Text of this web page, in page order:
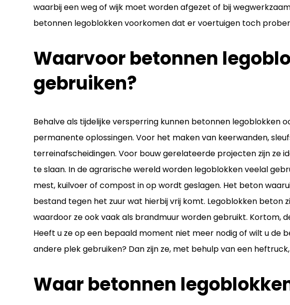
waarbij een weg of wijk moet worden afgezet of bij
betonnen legoblokken voorkomen dat er voertuigen toch
Waarvoor betonnen
gebruiken?
Behalve als tijdelijke versperring kunnen betonnen legoblokken
permanente oplossingen. Voor het maken van keerwanden,
terreinafscheidingen. Voor bouw gerelateerde projecten zijn ze
te slaan. In de agrarische wereld worden legoblokken veelal
mest, kuilvoer of compost in op wordt geslagen. Het beton
bestand tegen het zuur wat hierbij vrij komt. Legoblokken beton
waardoor ze ook vaak als brandmuur worden gebruikt. Kortom,
Heeft u ze op een bepaald moment niet meer nodig of wilt u de
andere plek gebruiken? Dan zijn ze, met behulp van een
Waar betonnen